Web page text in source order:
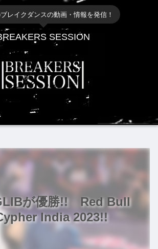
レイクダンスの動画・情報を発信！
SESSION
が優勝!! Red Bull
India 2023!!